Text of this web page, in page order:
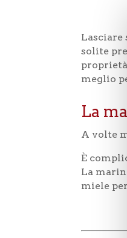
Lasciare
solite
meglio
La
A volte
È
La
miele